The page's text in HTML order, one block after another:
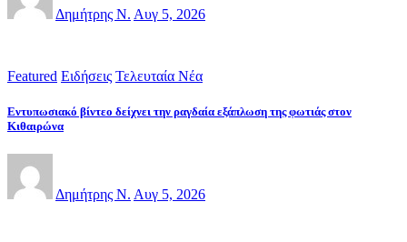
Δημήτρης Ν. Αυγ 5, 2026
Featured Ειδήσεις Τελευταία Νέα
Εντυπωσιακό βίντεο δείχνει την ραγδαία εξάπλωση της φωτιάς στον
Κιθαιρώνα
Δημήτρης Ν. Αυγ 5, 2026